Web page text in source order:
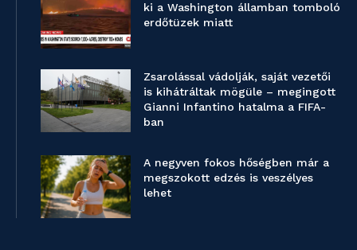
ki a Washington államban tomboló
erdőtüzek miatt
Zsarolással vádolják, saját vezetői
is kihátráltak mögüle – megingott
Gianni Infantino hatalma a FIFA-
ban
A negyven fokos hőségben már a
megszokott edzés is veszélyes
lehet